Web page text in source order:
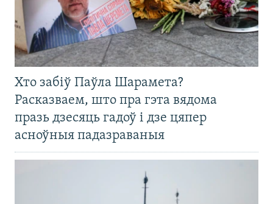
Хто забіў Паўла Шарамета?
Расказваем, што пра гэта вядома
празь дзесяць гадоў і дзе цяпер
асноўныя падазраваныя